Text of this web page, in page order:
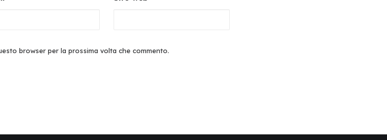
browser per la prossima volta che commento.